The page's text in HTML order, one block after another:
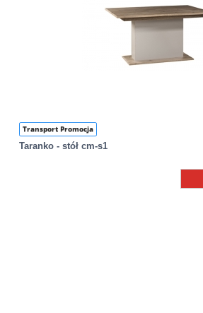
Transport Promocja
Taranko - stół cm-s1